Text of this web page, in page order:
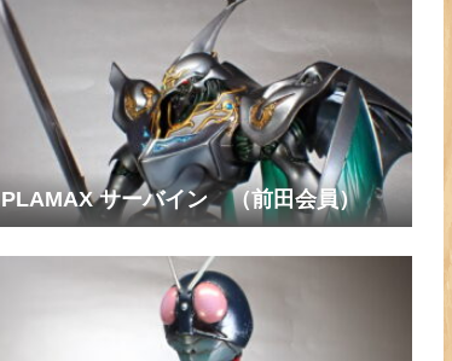
PLAMAX サーバイン （前田会員）